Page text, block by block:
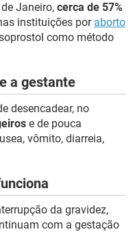
Janeiro, cerca de 57%
instituições por aborto
como método
a gestante
desencadear, no
e de pouca
vômito, diarreia,
da gravidez,
com a gestação